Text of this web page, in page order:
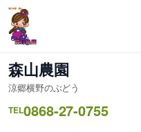
内
容
を
ス
キ
ッ
プ
森山農園
涼郷横野のぶどう
TEL0868-27-0755